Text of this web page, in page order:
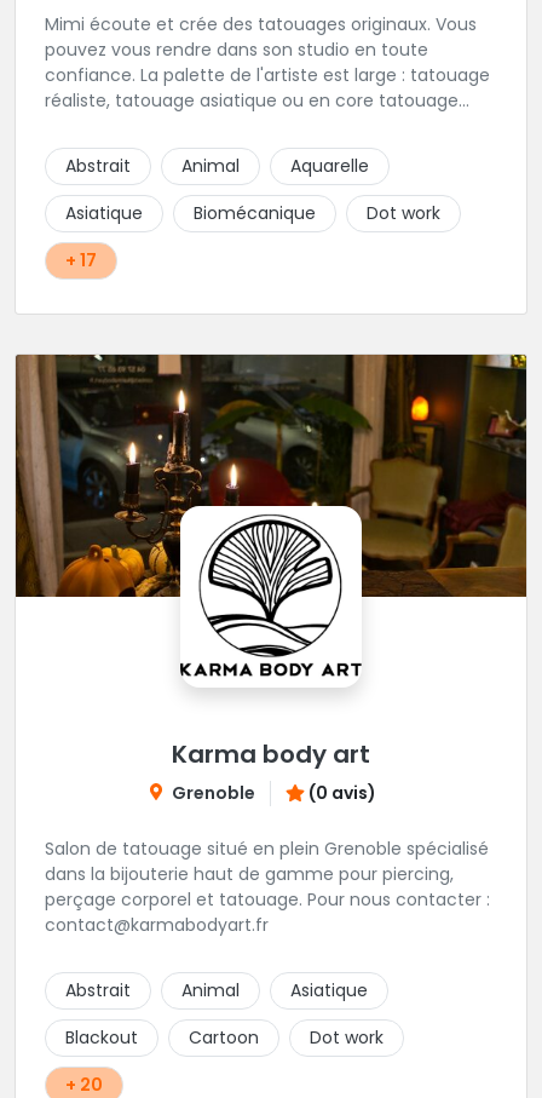
Mimi écoute et crée des tatouages originaux. Vous
pouvez vous rendre dans son studio en toute
confiance. La palette de l'artiste est large : tatouage
réaliste, tatouage asiatique ou en core tatouage
construire un projet qui vous ressemble.
Abstrait Animal
Aquarelle
Asiatique
Biomécanique
Dot work
+ 17
Karma body art
Grenoble (0 avis)
Salon de tatouage situé en plein Grenoble spécialisé
dans la bijouterie haut de gamme pour piercing,
perçage corporel et tatouage. Pour nous contacter :
contact@karmabodyart.fr
Abstrait Animal
Asiatique
Blackout
Cartoon
Dot work
+ 20